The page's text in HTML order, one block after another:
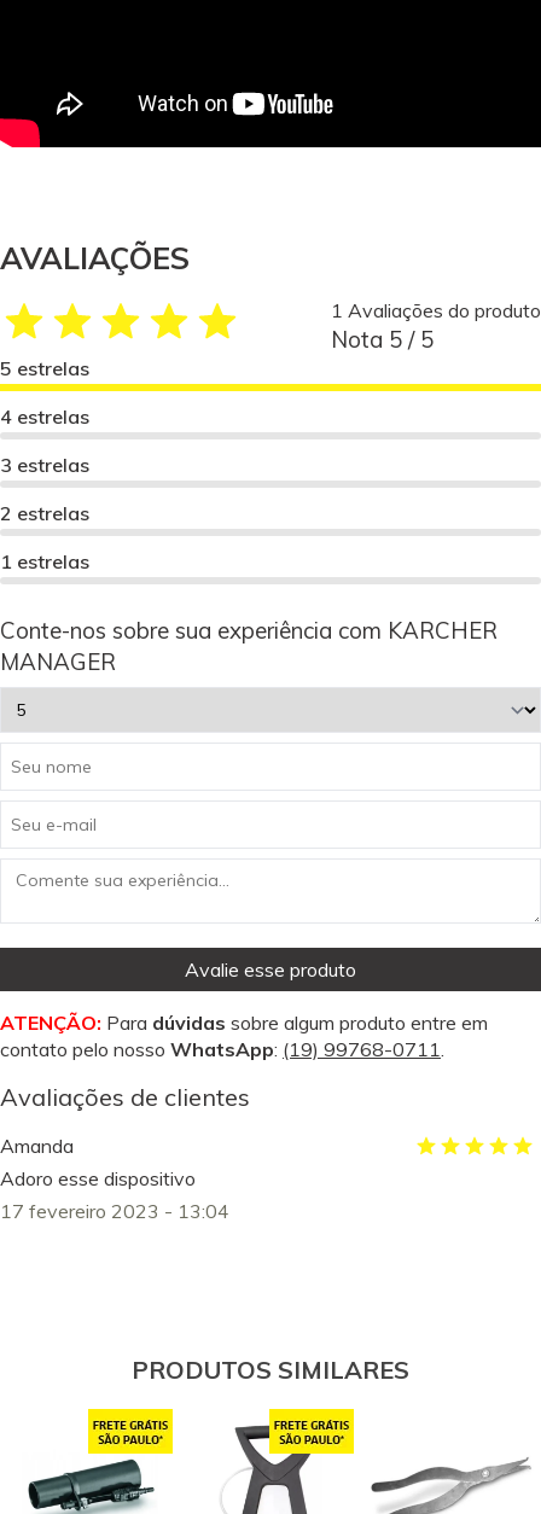
AVALIAÇÕES
1 Avaliações do produto
Nota 5 / 5
5 estrelas
4 estrelas
3 estrelas
2 estrelas
1 estrelas
Conte-nos sobre sua experiência com KARCHER
MANAGER
Avalie esse produto
ATENÇÃO: Para dúvidas sobre algum produto entre em
contato pelo nosso WhatsApp: (19) 99768-0711
Avaliações de clientes
Amanda
Adoro esse dispositivo
17 fevereiro 2023 - 13:04
PRODUTOS SIMILARES